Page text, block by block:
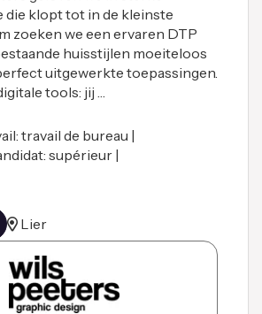
die klopt tot in de kleinste
zoeken we een ervaren DTP
huisstijlen moeiteloos
uitgewerkte toepassingen.
tools: jij …
travail de bureau |
supérieur |
Lier